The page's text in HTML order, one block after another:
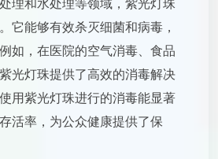
它能够有效杀灭细菌和病毒，
如，在医院的空气消毒、食品
光灯珠提供了高效的消毒解决
用紫光灯珠进行的消毒能显著
活率，为公众健康提供了保